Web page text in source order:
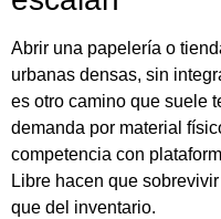
Abrir una papelería o
urbanas densas, sin
es otro camino que suele
demanda por material
competencia con
Libre hacen que
que del inventario.